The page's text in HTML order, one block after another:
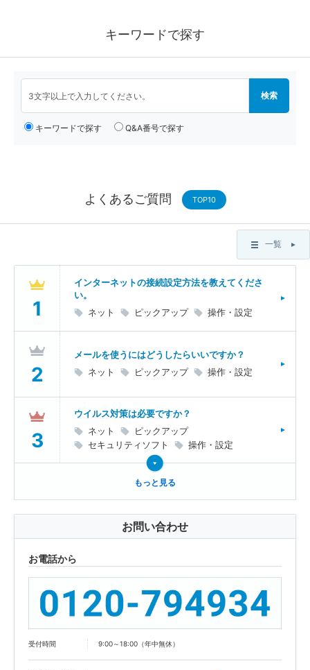
NHK
ガス
ケーブルスマホ
変更
契約情報確認
追加加入
キーワードで探す
キーワードで探す Q&A番号で探す
よくあるご質問 TOP10
一覧
インターネットの接続設定方法を教えてくださ
い。
ネット
ピックアップ 操作・設定
メールを使うにはどうしたらいいですか？
ネット
ピックアップ 操作・設定
ウイルス対策は必要ですか？
ネット
ピックアップ
セキュリティソフト
操作・設定
もっと見る
お問い合わせ
お電話から
受付時間 9:00～18:00（年中無休）